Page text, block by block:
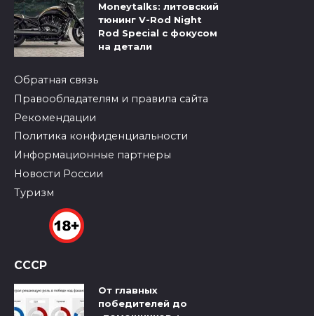
Moneytalks: литовский
тюнинг V-Rod Night
Rod Special с фокусом
на детали
Обратная связь
Правообладателям и правила сайта
Рекомендации
Политика конфиденциальности
Информационные партнеры
Новости России
Туризм
СССР
От главных
победителей до